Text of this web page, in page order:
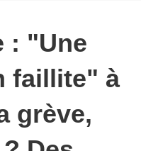
: "Une
faillite" à
grève,